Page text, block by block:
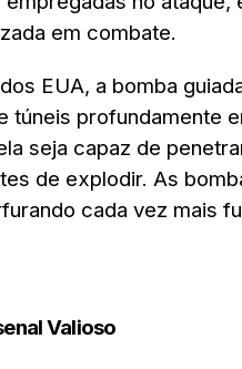
em combate.
EUA, a bomba
túneis profundamente
seja capaz de
de explodir. As
cada vez mais
Valioso